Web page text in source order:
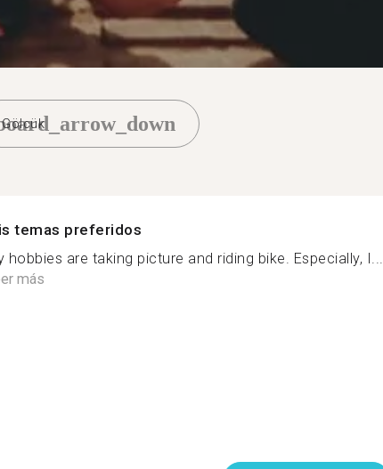
Gölcük
temas preferidos
hobbies are taking picture and riding bike. Especially, I...
más